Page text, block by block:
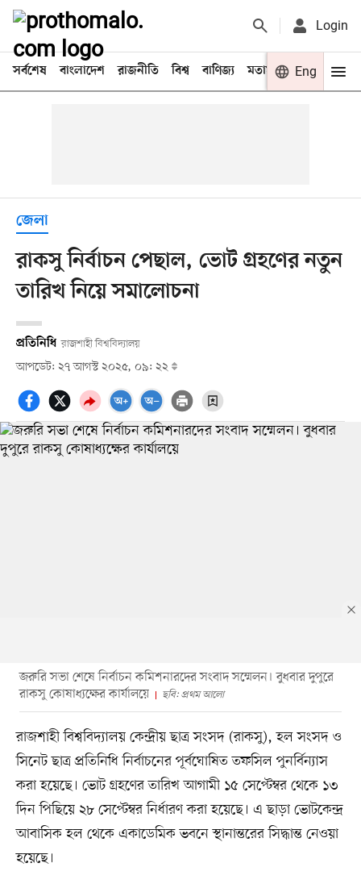
Login
সর্বশেষ বাংলাদেশ রাজনীতি বিশ্ব বাণিজ্য মতামত খেলা
Eng
জেলা
রাকসু নির্বাচন পেছাল, ভোট গ্রহণের নতুন
তারিখ নিয়ে সমালোচনা
প্রতিনিধি রাজশাহী বিশ্ববিদ্যালয়
আপডেট: ২৭ আগস্ট ২০২৫, ০৯: ২২
জরুরি সভা শেষে নির্বাচন কমিশনারদের সংবাদ সম্মেলন। বুধবার দুপুরে
রাকসু কোষাধ্যক্ষের কার্যালয়ে
ছবি: প্রথম আলো
রাজশাহী বিশ্ববিদ্যালয় কেন্দ্রীয় ছাত্র সংসদ (রাকসু), হল সংসদ ও
সিনেট ছাত্র প্রতিনিধি নির্বাচনের পূর্বঘোষিত তফসিল পুনর্বিন্যাস
করা হয়েছে। ভোট গ্রহণের তারিখ আগামী ১৫ সেপ্টেম্বর থেকে ১৩
দিন পিছিয়ে ২৮ সেপ্টেম্বর নির্ধারণ করা হয়েছে। এ ছাড়া ভোটকেন্দ্র
আবাসিক হল থেকে একাডেমিক ভবনে স্থানান্তরের সিদ্ধান্ত নেওয়া
হয়েছে।